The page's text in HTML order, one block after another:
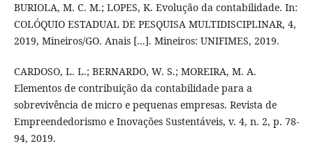
BURIOLA, M. C. M.; LOPES, K. Evolução da contabilidade. In:
COLÓQUIO ESTADUAL DE PESQUISA MULTIDISCIPLINAR, 4,
2019, Mineiros/GO. Anais [...]. Mineiros: UNIFIMES, 2019.
CARDOSO, L. L.; BERNARDO, W. S.; MOREIRA, M. A.
Elementos de contribuição da contabilidade para a
sobrevivência de micro e pequenas empresas. Revista de
Empreendedorismo e Inovações Sustentáveis, v. 4, n. 2, p. 78-
94, 2019.